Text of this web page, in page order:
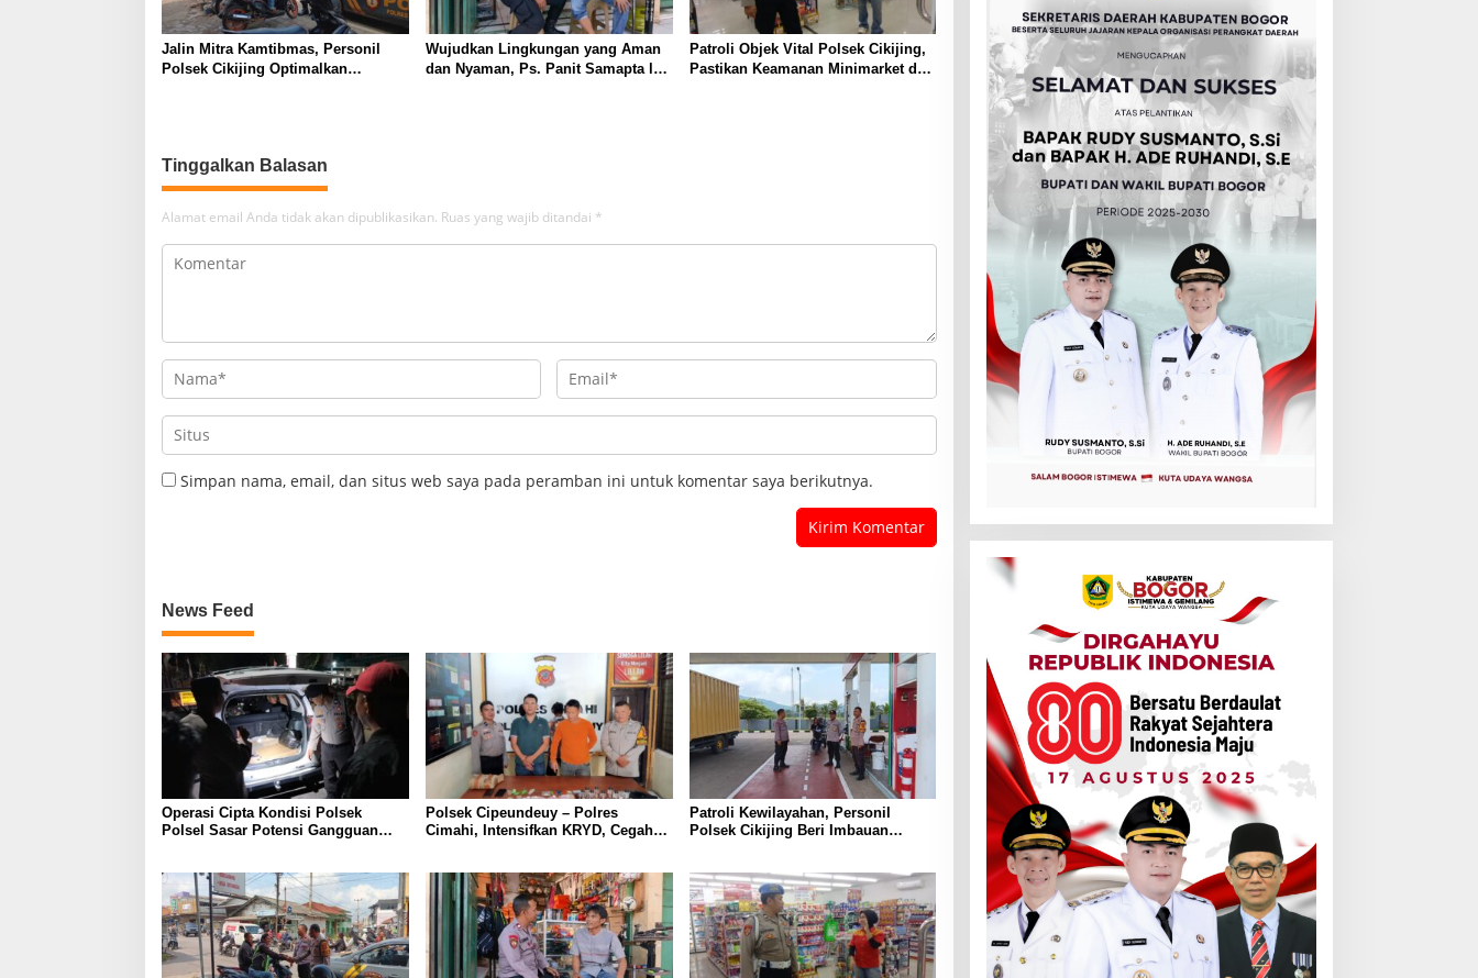
Jalin Mitra Kamtibmas, Personil
Polsek Cikijing Optimalkan
Wujudkan Lingkungan yang Aman
dan Nyaman, Ps. Panit Samapta l
Patroli Objek Vital Polsek Cikijing,
Pastikan Keamanan Minimarket dan
Tinggalkan Balasan
Alamat email Anda tidak akan dipublikasikan. Ruas yang wajib ditandai *
Simpan nama, email, dan situs web saya pada peramban ini untuk komentar saya berikutnya.
News Feed
Operasi Cipta Kondisi Polsek
Polsel Sasar Potensi Gangguan
Polsek Cipeundeuy – Polres
Cimahi, Intensifkan KRYD, Cegah
Patroli Kewilayahan, Personil
Polsek Cikijing Beri Imbauan